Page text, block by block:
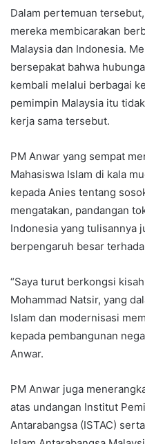
Dalam pertemuan
mereka membicarakan
Malaysia dan Indonesia.
bersepakat bahwa
kembali melalui berbagai
pemimpin Malaysia itu
kerja sama tersebut.
PM Anwar yang sempat
Mahasiswa Islam di kala
kepada Anies tentang
mengatakan, pandangan
Indonesia yang tulisannya
berpengaruh besar
“Saya turut berkongsi
Mohammad Natsir, yang
Islam dan modernisasi
kepada pembangunan
Anwar.
PM Anwar juga
atas undangan Institut
Antarabangsa (ISTAC)